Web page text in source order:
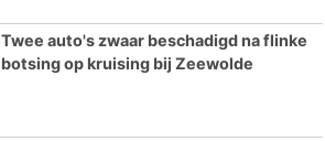
Twee auto's zwaar beschadigd na flinke
botsing op kruising bij Zeewolde